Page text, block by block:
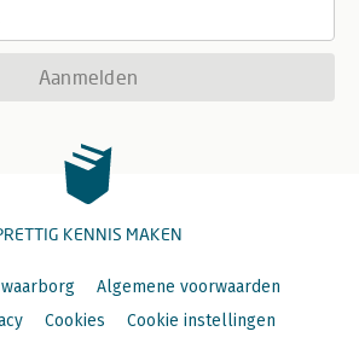
Aanmelden
KENNIS MAKEN
Algemene voorwaarden
Cookies
Cookie instellingen